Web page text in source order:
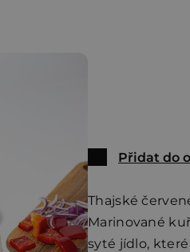
Přidat do
Thajské
Marinované
syté jídlo,